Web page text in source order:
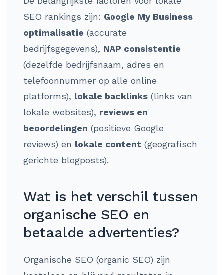
SEO rankings zijn: Google My Business
optimalisatie (accurate
bedrijfsgegevens), NAP consistentie
(dezelfde bedrijfsnaam, adres en
telefoonnummer op alle online
platforms), lokale backlinks (links van
lokale websites), reviews en
beoordelingen (positieve Google
reviews) en lokale content (geografisch
gerichte blogposts).
Wat is het verschil tussen
organische SEO en
betaalde advertenties?
Organische SEO (organic SEO) zijn